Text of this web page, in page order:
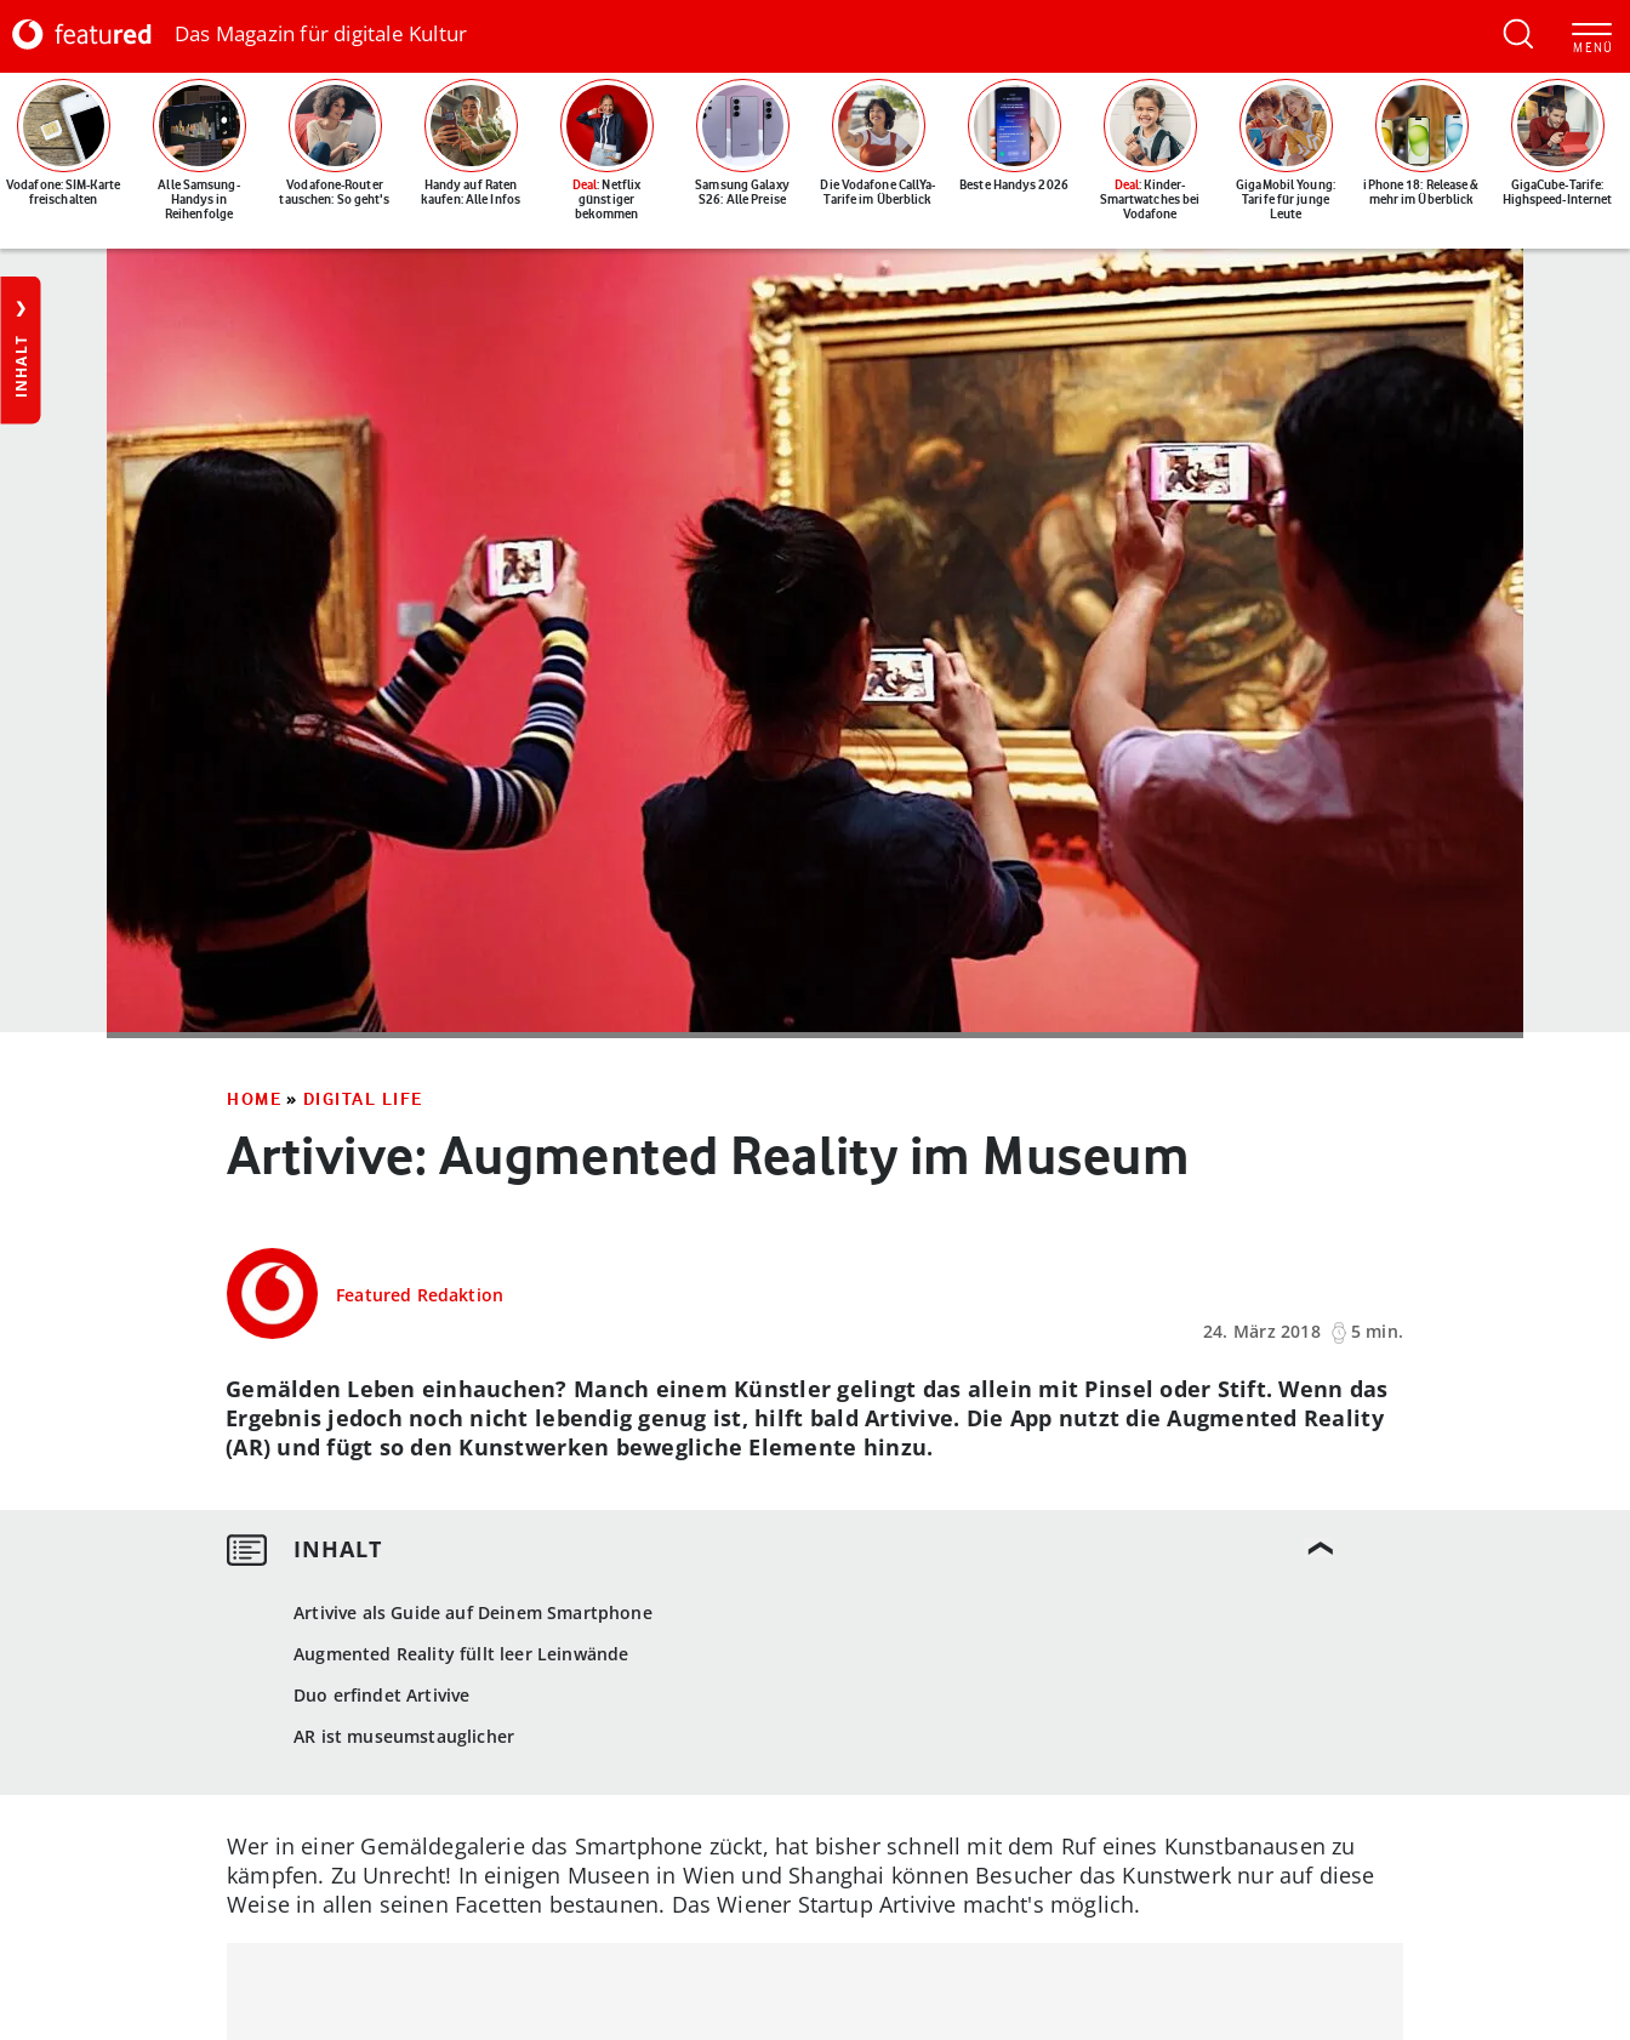
Das Magazin für digitale Kultur
Vodafone: SIM-Karte
freischalten
Alle Samsung-
Handys in
Reihenfolge
Vodafone-Router
tauschen: So geht's
Handy auf Raten
kaufen: Alle Infos
Deal: Netflix
günstiger
bekommen
Samsung Galaxy
S26: Alle Preise
Die Vodafone CallYa-
Tarife im Überblick
Beste Handys 2026 Deal: Kinder-
Smartwatches bei
Vodafone
GigaMobil Young:
Tarife für junge
Leute
iPhone 18: Release &
mehr im Überblick
GigaCube-Tarife:
Highspeed-Internet
INHALT
HOME » DIGITAL LIFE
Artivive: Augmented Reality im Museum
Featured Redaktion
24. März 2018
5 min.
Artivive als Guide auf Deinem Smartphone
Augmented Reality füllt leer Leinwände
Duo erfindet Artivive
AR ist museumstauglicher
Gemälden Leben einhauchen? Manch einem Künstler gelingt das allein mit Pinsel oder Stift. Wenn das
Ergebnis jedoch noch nicht lebendig genug ist, hilft bald Artivive. Die App nutzt die Augmented Reality
(AR) und fügt so den Kunstwerken bewegliche Elemente hinzu.
Wer in einer Gemäldegalerie das Smartphone zückt, hat bisher schnell mit dem Ruf eines Kunstbanausen zu
kämpfen. Zu Unrecht! In einigen Museen in Wien und Shanghai können Besucher das Kunstwerk nur auf diese
Weise in allen seinen Facetten bestaunen. Das Wiener Startup Artivive macht's möglich.